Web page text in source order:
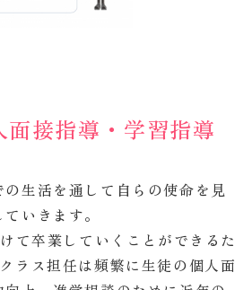
面接指導・学習指導
生活を通して自らの使命を見
いきます。
て卒業していくことができるた
ラス担任は頻繁に生徒の個人面